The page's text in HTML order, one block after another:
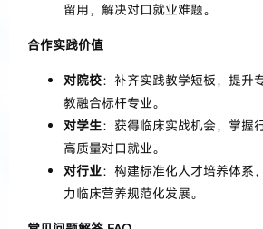
留用，解决对口就业难题。
合作实践价值
对院校：补齐实践教学短板，提升
教融合标杆专业。
对学生：获得临床实战机会，掌握
高质量对口就业。
对行业：构建标准化人才培养体系
力临床营养规范化发展。